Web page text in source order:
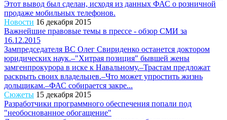
Этот вывод был сделан, исходя из данных ФАС о розничной
продаже мобильных телефонов.
Новости 16 декабря 2015
Важнейшие правовые темы в прессе - обзор СМИ за
16.12.2015
Зампредседателя ВС Олег Свириденко останется доктором
юридических наук.–"Хитрая позиция" бывшей жены
замгенпрокурора в иске к Навальному.–Трастам предложат
раскрыть своих владельцев.–Что может упростить жизнь
дольщикам.–ФАС собирается закре...
Сюжеты 15 декабря 2015
Разработчики программного обеспечения попали под
"необоснованное обогащение"